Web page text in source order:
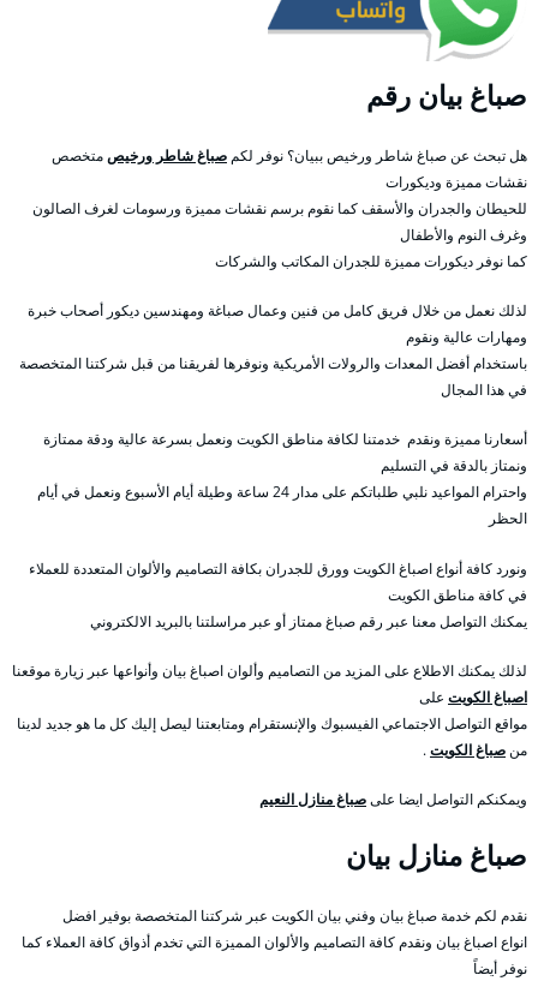
صباغ بيان رقم
هل تبحث عن صباغ شاطر ورخيص ببيان؟ نوفر لكم صباغ شاطر ورخيصمتخصص
نقشات مميزة وديكورات
للحيطان والجدران والأسقف كما نقوم برسم نقشات مميزة ورسومات لغرف الصالون
وغرف النوم والأطفال
كما نوفر ديكورات مميزة للجدران المكاتب والشركات
لذلك نعمل من خلال فريق كامل من فنين وعمال صباغة ومهندسين ديكور أصحاب خبرة
ومهارات عالية ونقوم
باستخدام أفضل المعدات والرولات الأمريكية ونوفرها لفريقنا من قبل شركتنا المتخصصة
في هذا المجال
أسعارنا مميزة ونقدم خدمتنا لكافة مناطق الكويت ونعمل بسرعة عالية ودقة ممتازة
ونمتاز بالدقة في التسليم
واحترام المواعيد نلبي طلباتكم على مدار 24 ساعة وطيلة أيام الأسبوع ونعمل في أيام
الحظر
ونورد كافة أنواع اصباغ الكويت وورق للجدران بكافة التصاميم والألوان المتعددة للعملاء
في كافة مناطق الكويت
يمكنك التواصل معنا عبر رقم صباغ ممتاز أو عبر مراسلتنا بالبريد الالكتروني
لذلك يمكنك الاطلاع على المزيد من التصاميم وألوان اصباغ بيان وأنواعها عبر زيارة موقعنا
اصباغ الكويت على
مواقع التواصل الاجتماعي الفيسبوك والإنستقرام ومتابعتنا ليصل إليك كل ما هو جديد لدينا
منصباغ الكويت.
ويمكنكم التواصل ايضا علىصباغ منازل النعيم
صباغ منازل بيان
نقدم لكم خدمة صباغ بيان وفني بيان الكويت عبر شركتنا المتخصصة بوفير افضل
انواع اصباغ بيان ونقدم كافة التصاميم والألوان المميزة التي تخدم أذواق كافة العملاء كما
نوفر أيضاً